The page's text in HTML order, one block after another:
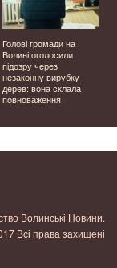
Голові громади на
Волині оголосили
підозру через
незаконну вирубку
дерев: вона склала
повноваження
Волинські Новини.
Всі права захищені